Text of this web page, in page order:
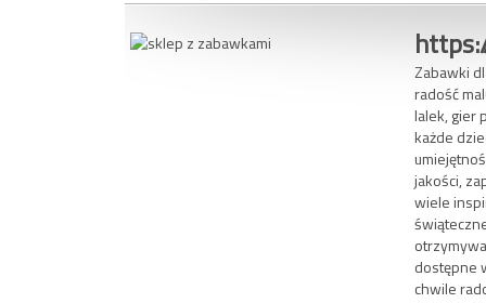
Zabawki
radość
lalek, gier
każde
jakości,
wiele
dostępne
chwile